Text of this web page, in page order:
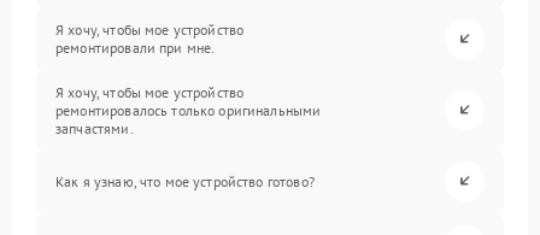
Я хочу, чтобы мое устройство
ремонтировали при мне.
Я хочу, чтобы мое устройство
ремонтировалось только оригинальными
запчастями.
Как я узнаю, что мое устройство готово?